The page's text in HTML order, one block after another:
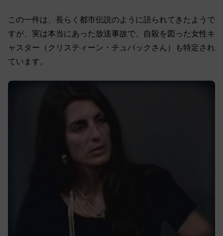
この一件は、長らく都市伝説のように語られてきたようで
すが、実は本当にあった放送事故で、自殺を図った女性キ
ャスター（クリスティーン・チュバックさん）も特定され
ています。